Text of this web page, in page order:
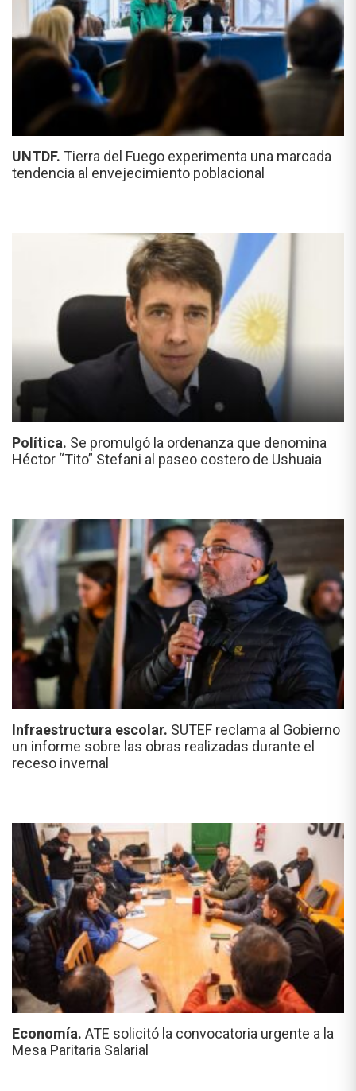
UNTDF. Tierra del Fuego experimenta una marcada
tendencia al envejecimiento poblacional
Política. Se promulgó la ordenanza que denomina
Héctor “Tito” Stefani al paseo costero de Ushuaia
Infraestructura escolar. SUTEF reclama al Gobierno
un informe sobre las obras realizadas durante el
receso invernal
Economía. ATE solicitó la convocatoria urgente a la
Mesa Paritaria Salarial